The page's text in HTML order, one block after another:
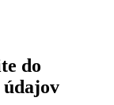
do
údajov